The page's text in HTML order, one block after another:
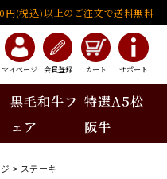
(税込)以上のご注文で送料無料
マイページ 会員登録 カート サポート
黒毛和牛フ
ェア
特選A5松
阪牛
ステーキ